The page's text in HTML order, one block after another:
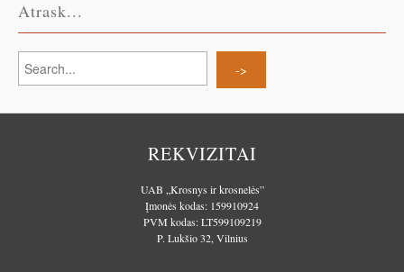
Atrask...
REKVIZITAI
UAB „Krosnys ir krosnelės”
Įmonės kodas: 159910924
PVM kodas: LT599109219
P. Lukšio 32, Vilnius